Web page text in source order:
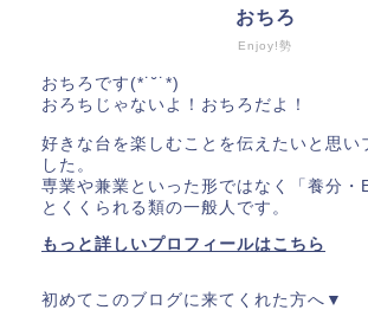
Enjoy!勢
おちろ
おちろです(*˙˘˙*)
おろちじゃないよ！おちろだよ！
好きな台を楽しむことを伝えたいと思い
した。
専業や兼業といった形ではなく「養分・
とくくられる類の一般人です。
もっと詳しいプロフィールはこちら
初めてこのブログに来てくれた方へ▼